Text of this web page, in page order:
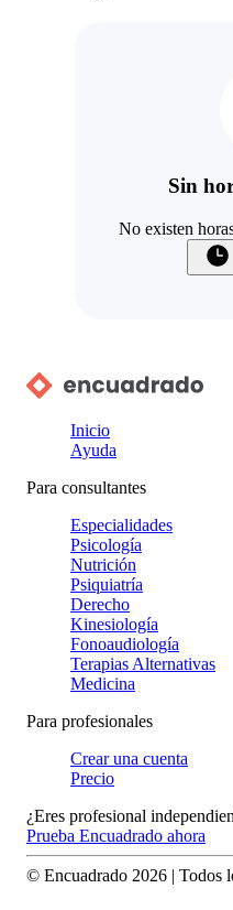
Sin
No existen
Inicio
Ayuda
Para consultantes
Especialidades
Psicología
Nutrición
Psiquiatría
Derecho
Kinesiología
Fonoaudiología
Terapias Alternativas
Medicina
Para profesionales
Crear una cuenta
Precio
¿Eres profesional
Prueba Encuadrado ahora
© Encuadrado 2026 | Todos